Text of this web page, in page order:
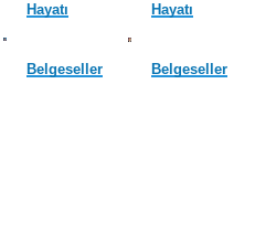
Hayatı
Belgeseller
Hayatı
Belgeseller